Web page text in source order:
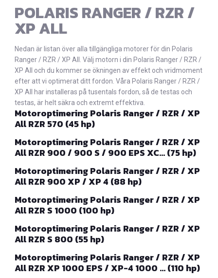
POLARIS RANGER / RZR /
XP ALL
Nedan är listan över alla tillgängliga motorer för din Polaris
Ranger / RZR / XP All. Välj motorn i din Polaris Ranger / RZR /
XP All och du kommer se ökningen av effekt och vridmoment
efter att vi optimerat ditt fordon. Våra Polaris Ranger / RZR /
XP All har installeras på tusentals fordon, så de testas och
testas, är helt säkra och extremt effektiva.
Motoroptimering Polaris Ranger / RZR / XP
All RZR 570 (45 hp)
Motoroptimering Polaris Ranger / RZR / XP
All RZR 900 / 900 S / 900 EPS XC… (75 hp)
Motoroptimering Polaris Ranger / RZR / XP
All RZR 900 XP / XP 4 (88 hp)
Motoroptimering Polaris Ranger / RZR / XP
All RZR S 1000 (100 hp)
Motoroptimering Polaris Ranger / RZR / XP
All RZR S 800 (55 hp)
Motoroptimering Polaris Ranger / RZR / XP
All RZR XP 1000 EPS / XP-4 1000 … (110 hp)